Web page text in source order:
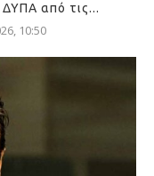
από τις...
10:50